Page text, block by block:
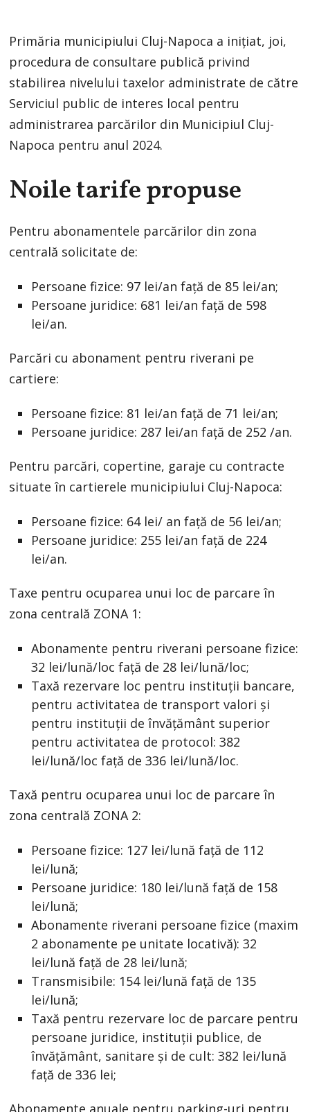
Primăria municipiului Cluj-Napoca a inițiat, joi,
procedura de consultare publică privind
stabilirea nivelului taxelor administrate de către
Serviciul public de interes local pentru
administrarea parcărilor din Municipiul Cluj-
Napoca pentru anul 2024.
Noile tarife propuse
Pentru abonamentele parcărilor din zona
centrală solicitate de:
Persoane fizice: 97 lei/an față de 85 lei/an;
Persoane juridice: 681 lei/an față de 598
lei/an.
Parcări cu abonament pentru riverani pe
cartiere:
Persoane fizice: 81 lei/an față de 71 lei/an;
Persoane juridice: 287 lei/an față de 252 /an.
Pentru parcări, copertine, garaje cu contracte
situate în cartierele municipiului Cluj-Napoca:
Persoane fizice: 64 lei/ an față de 56 lei/an;
Persoane juridice: 255 lei/an față de 224
lei/an.
Taxe pentru ocuparea unui loc de parcare în
zona centrală ZONA 1:
Abonamente pentru riverani persoane fizice:
32 lei/lună/loc față de 28 lei/lună/loc;
Taxă rezervare loc pentru instituții bancare,
pentru activitatea de transport valori și
pentru instituții de învățământ superior
pentru activitatea de protocol: 382
lei/lună/loc față de 336 lei/lună/loc.
Taxă pentru ocuparea unui loc de parcare în
zona centrală ZONA 2:
Persoane fizice: 127 lei/lună față de 112
lei/lună;
Persoane juridice: 180 lei/lună față de 158
lei/lună;
Abonamente riverani persoane fizice (maxim
2 abonamente pe unitate locativă): 32
lei/lună față de 28 lei/lună;
Transmisibile: 154 lei/lună față de 135
lei/lună;
Taxă pentru rezervare loc de parcare pentru
persoane juridice, instituții publice, de
învățământ, sanitare și de cult: 382 lei/lună
față de 336 lei;
Abonamente anuale pentru parking-uri pentru